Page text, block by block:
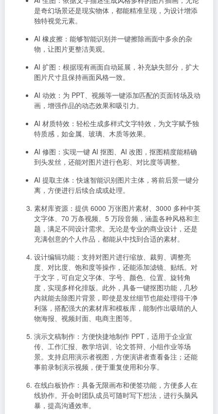
AI 动效：为 PPT、视频等一键添加匹配的页面转场及动
画，增强作品的动态效果和吸引力。
AI 材质特效 ：轻松生成多样式文字特效，为文字赋予独
特质感，如金属、玻璃、木质等效果。
AI 修图 ：实现一键 AI 抠图、AI 改图，抠图精度能精确
到头发丝，还能对图片进行色彩、对比度等调整。
AI 提取主体 ：快速智能识别图片主体，将前后景一键分
离，方便进行后续合成或处理。
素材库资源：提供 6000 万张图片素材、3000 多种中英
文字体、70 万条视频、5 万段音频，涵盖各种风格和主
题，满足不同设计需求。无论是专业的商业设计，还是
充满创意的个人作品，都能从中找到合适的素材。
设计编辑功能：支持对图片进行缩放、裁剪、调整亮
度、对比度、饱和度等操作，还能添加滤镜、贴纸。对
于文字，可自定义字体、字号、颜色、位置、旋转角
内就能去除图片背景，即使是发丝细节也能处理得干净
利落，搭配强大的素材库和模板库，能制作出吸睛的人
物海报、视频封面、电商主图等。
传、工作汇报、教学培训、论文答辩、小组作业等场
景。支持启用演示者视图，方便演讲者查看备注；还能
事前录制演示视频，便于重复使用和分享。
在线白板协作 ：具备无限画布和便签功能，方便多人在
线协作。开会时团队成员可随时写下想法，进行头脑风
暴，提高沟通效率。
视频制作与剪辑 ：可剪辑录制的视频，或把多张图片合
成为视频，并利用魔力动效添加有趣的转场和动画，让
视频更具观赏性。
三、产品特色
操作简易：界面设计简洁直观，零基础用户也能快速上
手。通过简单的拖拽、点击操作，就能完成复杂的设计
任务，降低了设计门槛，让人人都能成为设计师。